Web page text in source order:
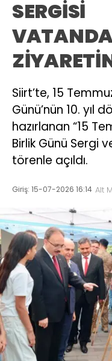
SERGİSİ
Siirt’te, 15
Günü’nün 10. yıl
hazırlanan “15
Birlik Günü Sergi
törenle açıldı.
Giriş: 15-07-2026 16:14 Alt